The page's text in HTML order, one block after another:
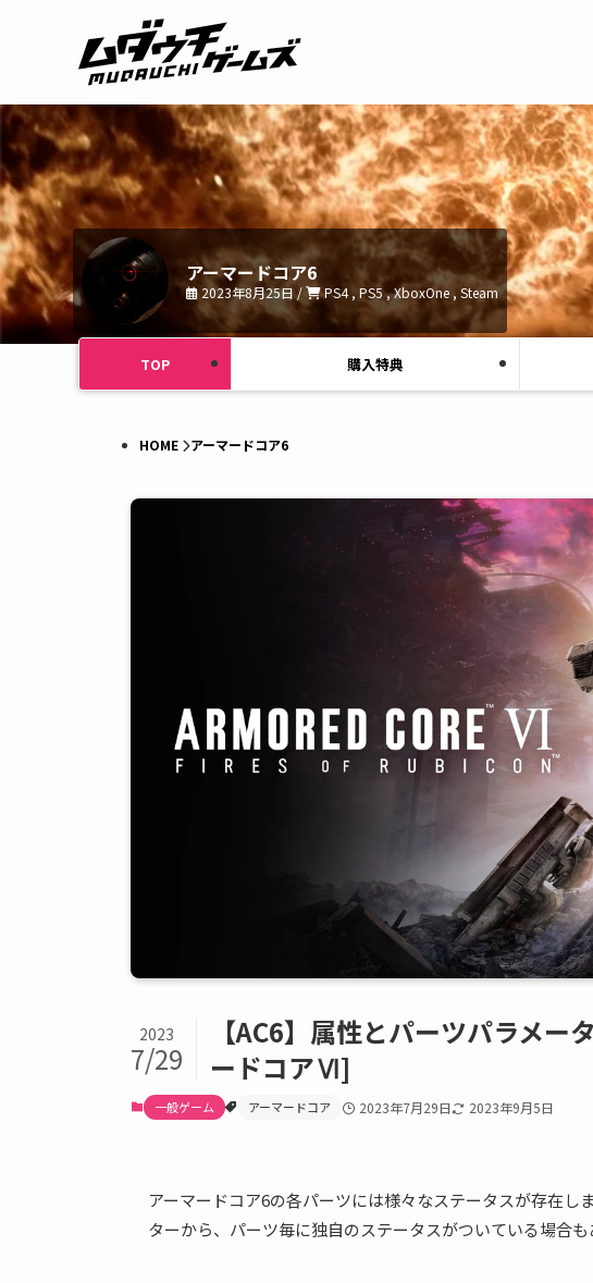
アーマードコア6
2023年8月25日 / PS4 , PS5 , XboxOne , Steam
TOP 購入特典
HOME アーマードコア6
【AC6】属性とパーツパラメ
ードコアⅥ]
2023
7/29
一般ゲーム アーマードコア 2023年7月29日 2023年9月5日
アーマードコア6の各パーツには様々なステータスが存在し
ターから、パーツ毎に独自のステータスがついている場合も